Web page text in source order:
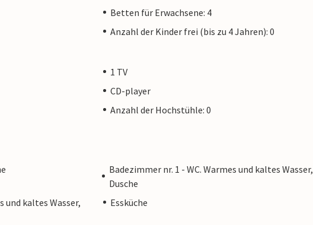
Betten für Erwachsene: 4
Anzahl der Kinder frei (bis zu 4 Jahren): 0
1 TV
CD-player
Anzahl der Hochstühle: 0
Badezimmer nr. 1 - WC. Warmes und kaltes Wasser,
Dusche
und kaltes Wasser,
Essküche